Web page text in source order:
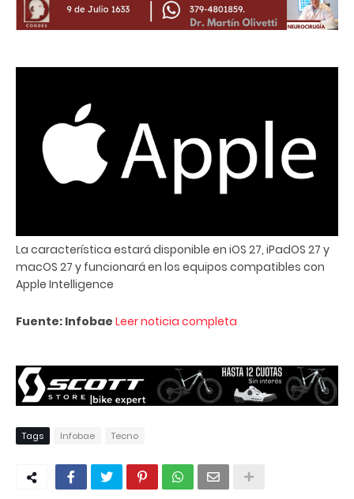
La característica estará disponible en iOS 27, iPadOS 27 y
macOS 27 y funcionará en los equipos compatibles con
Apple Intelligence
Fuente: Infobae Leer noticia completa
Tags Infobae Tecno